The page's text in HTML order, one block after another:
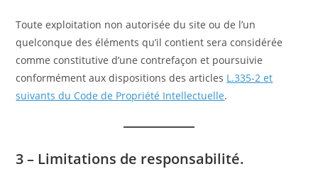
Toute exploitation non autorisée du site ou de l’un
quelconque des éléments qu’il contient sera considérée
comme constitutive d’une contrefaçon et poursuivie
conformément aux dispositions des articles L.335-2 et
suivants du Code de Propriété Intellectuelle.
3 – Limitations de responsabilité.